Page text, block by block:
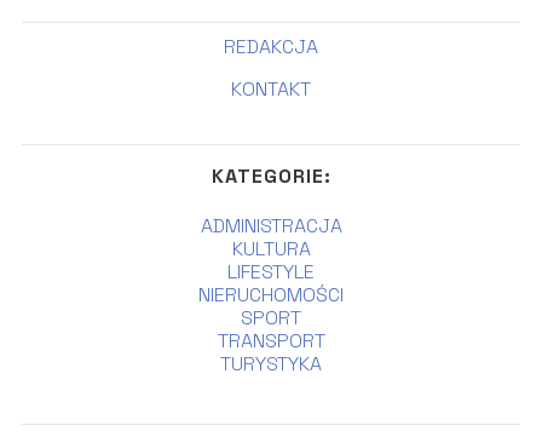
REDAKCJA
KONTAKT
KATEGORIE:
ADMINISTRACJA
KULTURA
LIFESTYLE
NIERUCHOMOŚCI
SPORT
TRANSPORT
TURYSTYKA